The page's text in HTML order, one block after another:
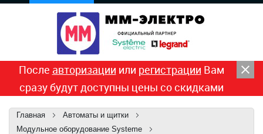
После авторизации или регистрации Вам
сразу будут доступны цены со скидками
Главная
Автоматы и щитки
Модульное оборудование Systeme